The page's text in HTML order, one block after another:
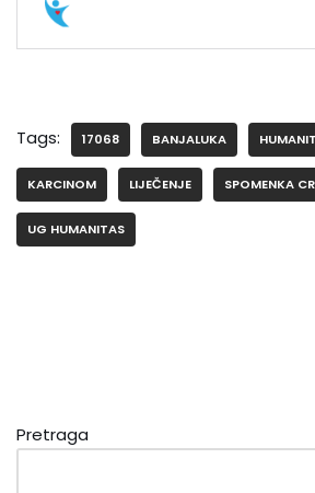
Tags: 17068 BANJALUKA
KARCINOM LIJEČENJE SPOMENKA
UG HUMANITAS
Pretraga